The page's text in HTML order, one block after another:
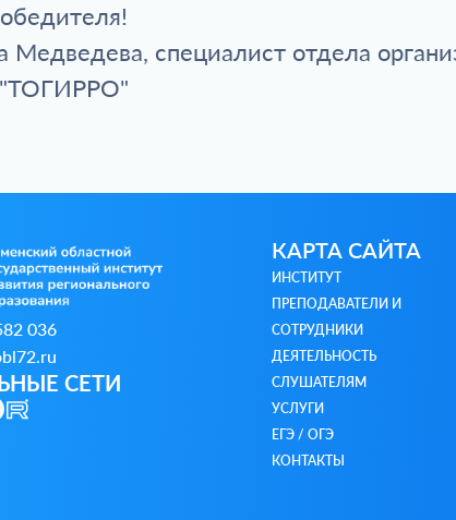
Медведева, специалист отдела
036
СЕТИ
КАРТА САЙТА
ИНСТИТУТ
ПРЕПОДАВАТЕЛИ И
СОТРУДНИКИ
ДЕЯТЕЛЬНОСТЬ
СЛУШАТЕЛЯМ
УСЛУГИ
ЕГЭ / ОГЭ
КОНТАКТЫ